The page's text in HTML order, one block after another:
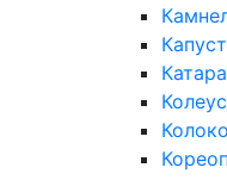
Колеус